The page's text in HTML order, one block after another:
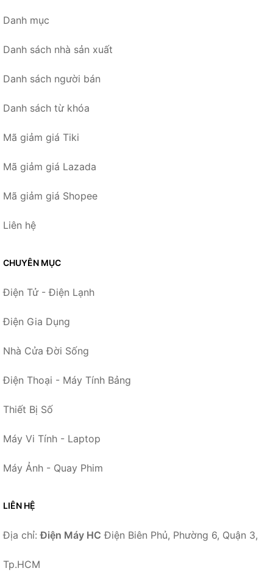
Danh mục
Danh sách nhà sản xuất
Danh sách người bán
Danh sách từ khóa
Mã giảm giá Tiki
Mã giảm giá Lazada
Mã giảm giá Shopee
Liên hệ
CHUYÊN MỤC
Điện Tử - Điện Lạnh
Điện Gia Dụng
Nhà Cửa Đời Sống
Điện Thoại - Máy Tính Bảng
Thiết Bị Số
Máy Vi Tính - Laptop
Máy Ảnh - Quay Phim
LIÊN HỆ
Địa chỉ:Điện Máy HC Điện Biên Phủ, Phường 6, Quận 3,
Tp.HCM